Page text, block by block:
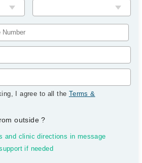
I agree to all the Terms &
outside?
and clinic directions in message
if needed